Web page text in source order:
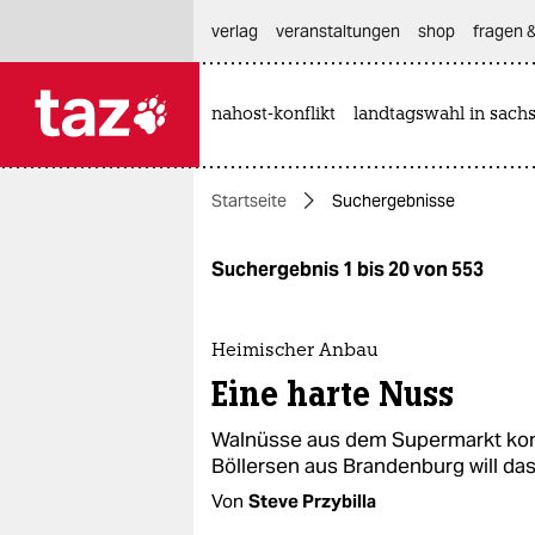
themen
politik
gesellschaft
kultur
sport
verlag
veranstaltungen shop fragen
nahost-konflikt landtagswahl in
Startseite Suchergebnisse
Suchergebnis 1 bis 20 von 553
Heimischer Anbau
Eine harte Nuss
Walnüsse aus dem Supermarkt
Böllersen aus Brandenburg will
Von Steve Przybilla